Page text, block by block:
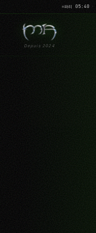
파리 05:40 ·
Depuis 2024